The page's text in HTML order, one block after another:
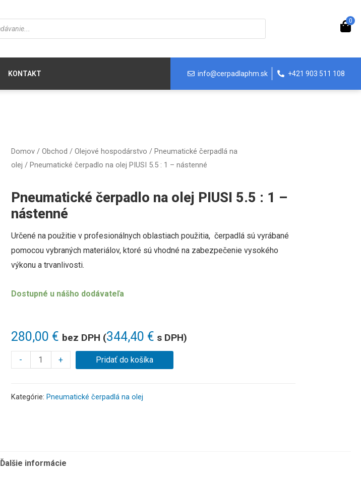
0
KONTAKT info@cerpadlaphm.sk +421 903 511 108
Domov/ Obchod / Olejové hospodárstvo / Pneumatické čerpadlá na
olej / Pneumatické čerpadlo na olej PIUSI 5.5 : 1 – nástenné
Pneumatické čerpadlo na olej PIUSI 5.5 : 1 –
nástenné
280,00 € bez DPH (344,40 € s DPH)
Určené na použitie v profesionálnych oblastiach použitia, čerpadlá sú vyrábané
pomocou vybraných materiálov, ktoré sú vhodné na zabezpečenie vysokého
výkonu a trvanlivosti.
Dostupné u nášho dodávateľa
- + Pridať do košíka
Kategórie: Pneumatické čerpadlá na olej
Ďalšie informácie